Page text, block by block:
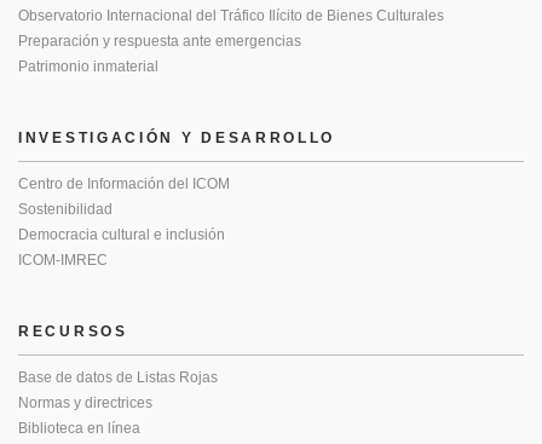
Observatorio Internacional del Tráfico Ilícito de Bienes Culturales
Preparación y respuesta ante emergencias
Patrimonio inmaterial
INVESTIGACIÓN Y DESARROLLO
Centro de Información del ICOM
Sostenibilidad
Democracia cultural e inclusión
ICOM-IMREC
RECURSOS
Base de datos de Listas Rojas
Normas y directrices
Biblioteca en línea